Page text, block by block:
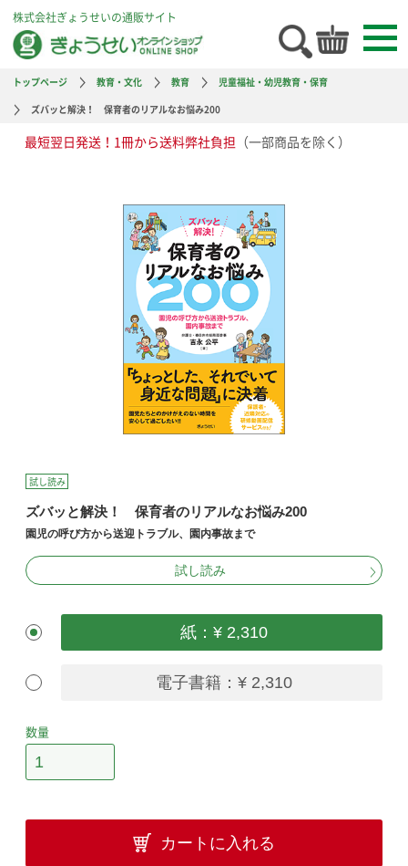
株式会社ぎょうせいの通販サイト
トップページ 教育・文化 教育
児童福祉・幼児教育・保育
ズバッと解決！ 保育者のリアルなお悩み200
最短翌日発送！1冊から送料弊社負担 （一部商品を除く）
試し読み
ズバッと解決！ 保育者のリアルなお悩み200
園児の呼び方から送迎トラブル、園内事故まで
試し読み
紙：¥ 2,310
電子書籍：¥ 2,310
数量
カートに入れる